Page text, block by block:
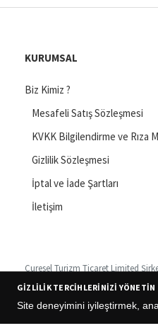
KURUMSAL
Biz Kimiz ?
Mesafeli Satış Sözleşmesi
KVKK Bilgilendirme ve Rıza
Gizlilik Sözleşmesi
İptal ve İade Şartları
İletişim
Curesel Turizm Ticaret Limited
GIZLILIK TERCIHLERINIZI YÖNETIN
Site deneyimini iyileştirmek,